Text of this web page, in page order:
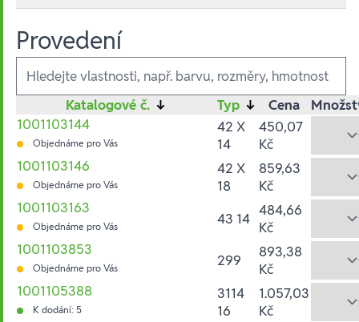
Provedení
Ausführungen
Katalogové č. ↓ Typ ↓ Cena
1001103144
Objednáme pro Vás
42 X
14
450,07
Kč
1001103146
Objednáme pro Vás
42 X
18
859,63
Kč
1001103163
Objednáme pro Vás 43 14 484,66
Kč
1001103853
Objednáme pro Vás 299
893,38
Kč
1001105388
K dodání: 5
3114
16
1.057,03
Kč